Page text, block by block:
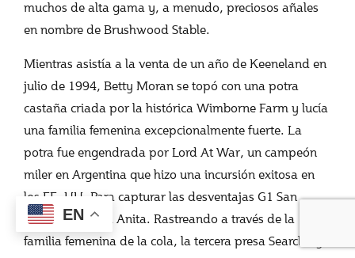
muchos de alta gama y, a menudo, preciosos añales
en nombre de Brushwood Stable.
Mientras asistía a la venta de un año de Keeneland en
julio de 1994, Betty Moran se topó con una potra
castaña criada por la histórica Wimborne Farm y lucía
una familia femenina excepcionalmente fuerte. La
potra fue engendrada por Lord At War, un campeón
miler en Argentina que hizo una incursión exitosa en
los EE. UU. Para capturar las desventajas G1 San
Antonio y Santa Anita. Rastreando a través de la
familia femenina de la cola, la tercera presa Searching
EN